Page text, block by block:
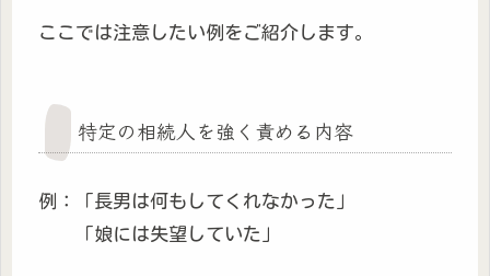
ここでは注意したい例をご紹介します。
特定の相続人を強く責める内容
例：「長男は何もしてくれなかった」
「娘には失望していた」